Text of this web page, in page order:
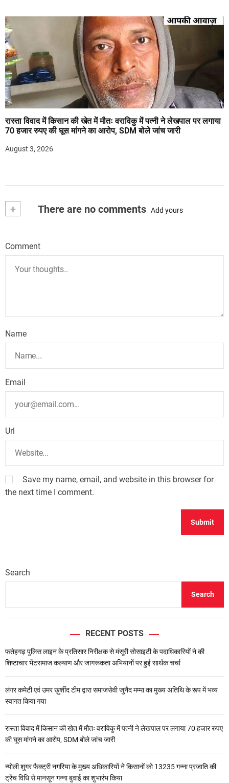
रास्ता विवाद में किसान की खेत में मौतः वराविकु में पत्नी ने लेखपाल पर लगाया
70 हजार रुपए की घूस मांगने का आरोप, SDM बोले जांच जारी
August 3, 2026
+ There are no comments Add yours
Comment
Name
Email
Url
Save my name, email, and website in this browser for
the next time I comment.
Search
Search
RECENT POSTS
फतेहगढ़ पुलिस लाइन के प्रतिसार निरीक्षक से मंसूरी सोसाइटी के पदाधिकारियों ने की
शिष्टाचार भेंटसमाज कल्याण और जागरूकता अभियानों पर हुई सार्थक चर्चा
लंगर कमेटी एवं उमर ख़ुर्शीद टीम द्वारा समाजसेवी जुनैद मम्मा का मुख्य अतिथि के रूप में भव्य
स्वागत किया गया
रास्ता विवाद में किसान की खेत में मौतः वराविकु में पत्नी ने लेखपाल पर लगाया 70 हजार रुपए
की घूस मांगने का आरोप, SDM बोले जांच जारी
न्योली शुगर फैक्ट्री नगरिया के मुख्य अधिकारियों ने किसानों को 13235 गन्ना प्रजाति की
ट्रेंच विधि से मानसून गन्ना बुवाई का शुभारंभ किया